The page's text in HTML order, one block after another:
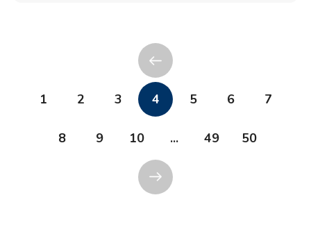
1 2 3 4 5 6 7
8 9 10 ... 49 50